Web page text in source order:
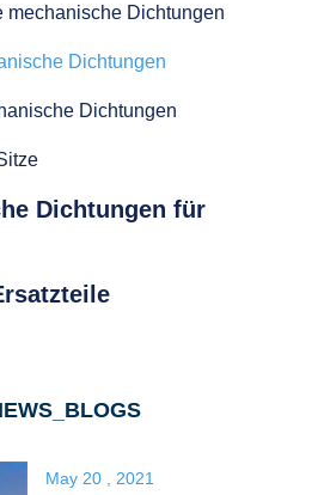
mechanische Dichtungen
Dichtungen
Dichtungen
Dichtungen für
May 20 , 2021